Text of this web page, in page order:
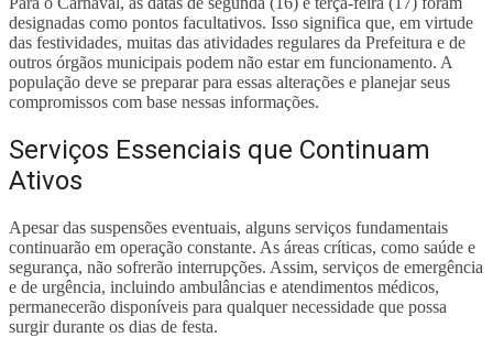
designadas como pontos facultativos. Isso significa que, em virtude
das festividades, muitas das atividades regulares da Prefeitura e de
outros órgãos municipais podem não estar em funcionamento. A
população deve se preparar para essas alterações e planejar seus
compromissos com base nessas informações.
Serviços Essenciais que Continuam
Ativos
Apesar das suspensões eventuais, alguns serviços fundamentais
continuarão em operação constante. As áreas críticas, como saúde e
segurança, não sofrerão interrupções. Assim, serviços de emergência
e de urgência, incluindo ambulâncias e atendimentos médicos,
permanecerão disponíveis para qualquer necessidade que possa
surgir durante os dias de festa.